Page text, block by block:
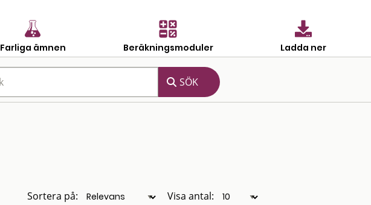
Farliga ämnen Beräkningsmoduler Ladda ner
Sortera på: Visa antal: